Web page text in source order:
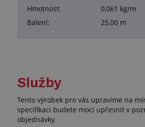
Hmotnost:
0,061 kg/m
Balení:
25,00 m
Služby
Tento výrobek pro vás upravíme na
specifikaci budete moci upřesnit v
objednávky.